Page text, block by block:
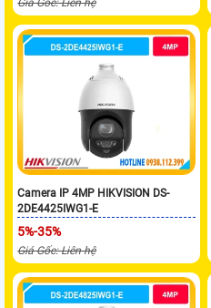
Giá Gốc: Liên hệ
Camera IP 4MP HIKVISION DS-
2DE4425IWG1-E
5%-35%
Giá Gốc: Liên hệ